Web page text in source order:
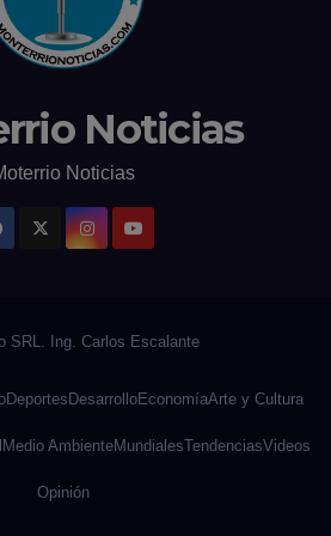
Noticias
Noticias
Deportes DesarrolloEconomíaArte y Cultura
Medio AmbienteMundialesTendenciasVideos
Opinión